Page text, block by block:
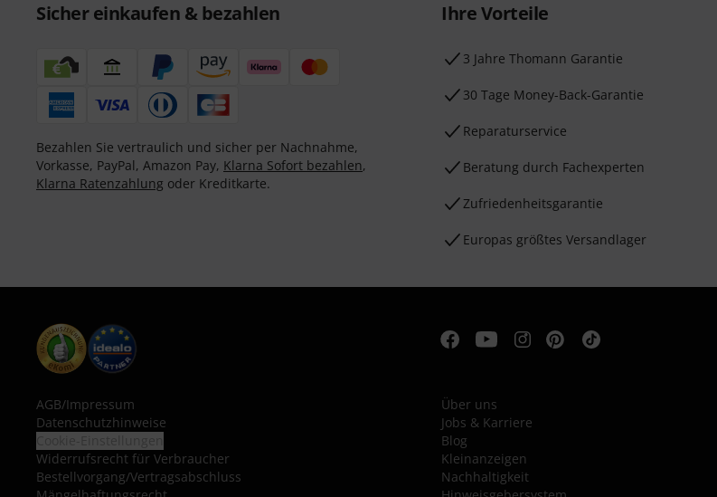
Sicher einkaufen & bezahlen
Bezahlen Sie vertraulich und sicher per Nachnahme,
Vorkasse, PayPal, Amazon Pay, Klarna Sofort bezahlen,
Klarna Ratenzahlung oder Kreditkarte.
Ihre Vorteile
3 Jahre Thomann Garantie
30 Tage Money-Back-Garantie
Reparaturservice
Beratung durch Fachexperten
Zufriedenheitsgarantie
Europas größtes Versandlager
AGB/Impressum
Datenschutzhinweise
Widerrufsrecht für Verbraucher
Bestellvorgang/Vertragsabschluss
Über uns
Jobs & Karriere
Blog
Kleinanzeigen
Nachhaltigkeit